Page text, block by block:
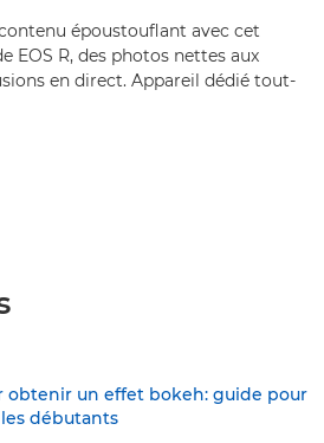
époustouflant avec cet
EOS R, des photos nettes aux
en direct. Appareil dédié tout-